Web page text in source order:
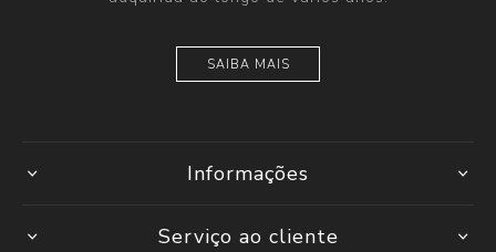
SAIBA MAIS
Informações
Serviço ao cliente